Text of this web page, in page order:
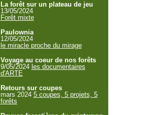
La forêt sur un plateau de jeu
13/05/2024
Forêt mixte
Paulownia
12/05/2024
le miracle proche du mirage
Voyage au coeur de nos forêts
9/05/2024 les documentaires
d'ARTE
Retours sur coupes
mars 2024 5 coupes, 5 projets, 5
forêts